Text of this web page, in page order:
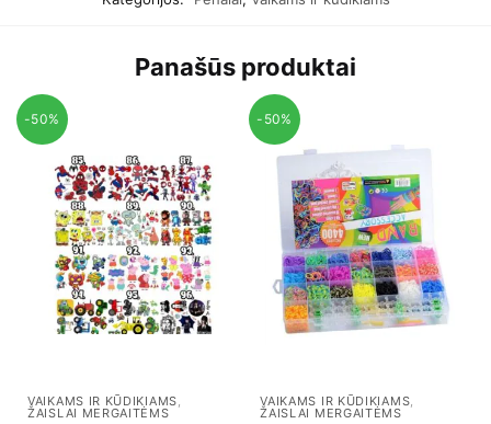
Panašūs produktai
-50%
VAIKAMS IR KŪDIKIAMS,
ŽAISLAI MERGAITĖMS
-50%
VAIKAMS IR KŪDIKIAMS,
ŽAISLAI MERGAITĖMS